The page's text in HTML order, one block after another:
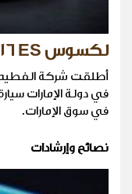
لكسوس ES ٢٠١٦ تصل إلى الإمارات
أطلقت شركة
في سوق الإمارات.
نصائح وإرشادات